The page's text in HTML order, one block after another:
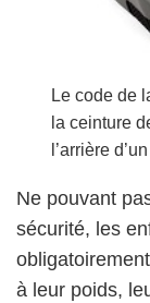
Le code de
la ceinture
l’arrière
Ne pouvant
sécurité, les
à leur poids,